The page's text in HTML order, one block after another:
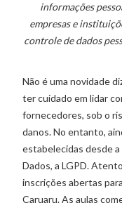
informações
empresas e
controle de dados
Não é uma novidade
ter cuidado em lidar
fornecedores, sob o
danos. No entanto,
estabelecidas desde
Dados, a LGPD.
inscrições abertas
Caruaru. As aulas